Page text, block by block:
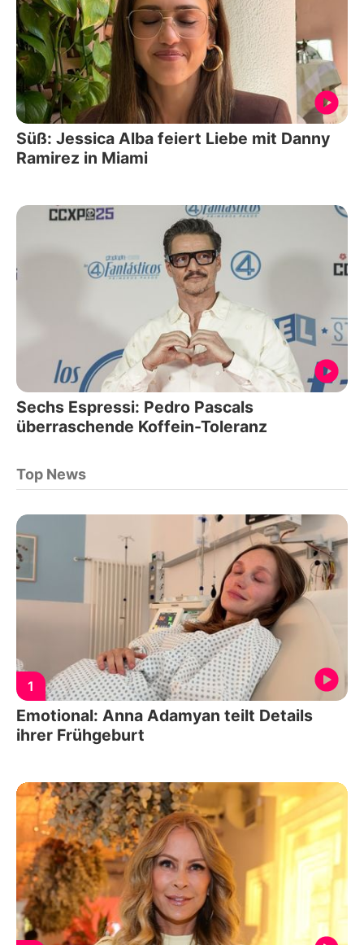
Süß: Jessica Alba feiert Liebe mit Danny
Ramirez in Miami
Sechs Espressi: Pedro Pascals
überraschende Koffein-Toleranz
Top News
1
Emotional: Anna Adamyan teilt Details
ihrer Frühgeburt